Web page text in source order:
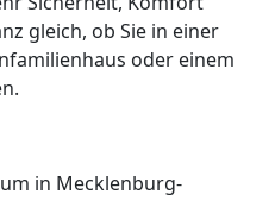
gleich, ob Sie in einer
oder einem